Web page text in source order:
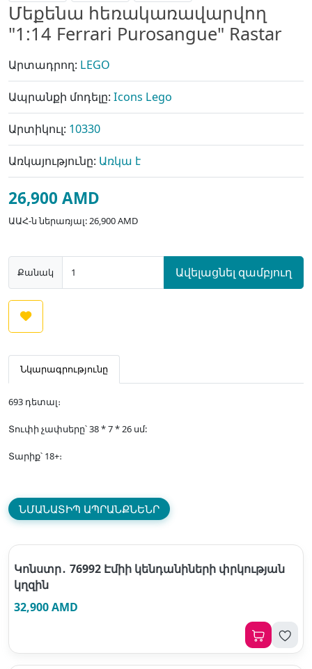
Մեքենա հեռակառավարվող
"1:14 Ferrari Purosangue" Rastar
Արտադրող: LEGO
Ապրանքի մոդելը: Icons Lego
Արտիկուլ: 10330
Առկայությունը: Առկա է
26,900 AMD
ԱԱՀ-ն ներառյալ: 26,900 AMD
Քանակ Ավելացնել զամբյուղ
Նկարագրությունը
693 դետալ։
Տուփի չափսերը՝ 38 * 7 * 26 սմ:
Տարիք՝ 18+։
ՆՄԱՆԱՏԻՊ ԱՊՐԱՆՔՆԵՆՐ
Կոնստր․ 76992 Էմիի կենդանիների փրկության
կղզին
32,900 AMD